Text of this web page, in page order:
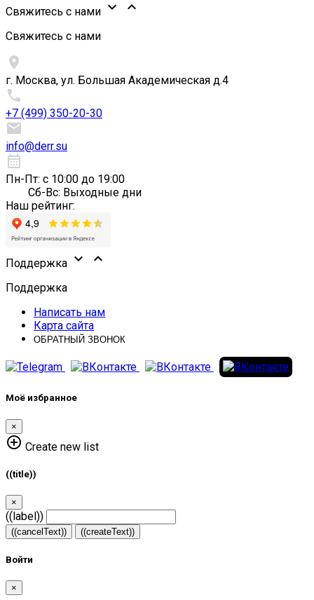
Свяжитесь с нами  
Свяжитесь с нами

г. Москва, ул. Большая Академическая д.4

+7 (499) 350-20-30

info@derr.su
calendar_month
Пн-Пт: с 10:00 до 19:00
Сб-Вс: Выходные дни
Наш рейтинг:
Поддержка  
Поддержка
Написать нам
Карта сайта
ОБРАТНЫЙ ЗВОНОК
Моё избранное
×
add_circle_outline Create new list
((title))
×
((label))
((cancelText)) ((createText))
Войти
×